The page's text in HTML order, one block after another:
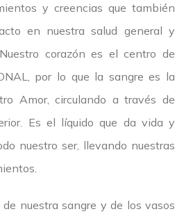
y creencias que también
en nuestra salud general y
corazón es el centro de
por lo que la sangre es la
Amor, circulando a través de
Es el líquido que da vida y
nuestro ser, llevando nuestras
de nuestra sangre y de los vasos